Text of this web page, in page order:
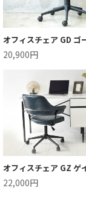
オフィスチェア GD ゴ
20,900円
オフィスチェア GZ ゲ
22,000円